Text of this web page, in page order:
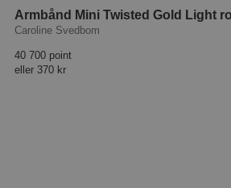
Armbånd Mini Twisted Gold Light
Caroline Svedbom
40 700 point
eller 370 kr